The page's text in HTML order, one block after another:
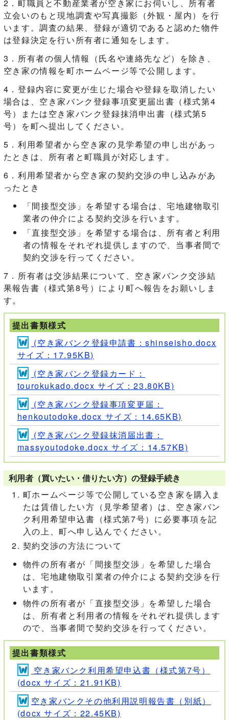
2．町職員と不動産業者が空き家にお伺いし、所有者
立会いのもと現地調査や写真撮影（外観・屋内）を行
います。調査の結果、登録が適切であると認めた物件
は登録決定を行い所有者に通知をします。
3．所有者の個人情報（氏名や連絡先など）を除き、
空き家の情報を町ホームページ等で公開します。
4．登録内容に変更が生じた場合や登録を取消したい
場合は、空き家バンク登録事項変更届出書（様式第4
号）または空き家バンク登録抹消申出書（様式第5
号）を町へ提出してください。
5．利用希望者から空き家の見学希望の申し出があっ
たときは、所有者と町職員が対応します。
6．利用希望者から空き家の契約交渉の申し込みがあ
ったとき
「間接型交渉」を希望する場合は、宅地建物取引
業者の仲介による契約交渉を行います。
「直接型交渉」を希望する場合は、所有者と利用
者の情報をそれぞれ提供しますので、当事者間で
契約交渉を行ってください。
7．所有者は交渉結果について、空き家バンク交渉結
果報告書（様式第8号）により町へ報告をお願いしま
す。
提出書類様式
(空き家バンク登録申請書：shinseisho.docx
サイズ：17.95KB)
(空き家バンク登録カード：
tourokukado.docx サイズ：23.80KB)
(空き家バンク登録事項変更届：
henkoutodoke.docx サイズ：14.65KB)
(空き家バンク登録抹消届出書：
massyoutodoke.docx サイズ：14.57KB)
利用者（買いたい・借りたい方）の登録手続き
町ホームページ等で公開している空き家を購入ま
たは賃借したい方（見学希望者）は、空き家バン
ク利用希望申込書（様式第7号）に必要事項を記
入の上、町へ申し込んでください。
契約交渉の方法について
物件の所有者が「間接型交渉」を希望した場合
は、宅地建物取引業者の仲介による契約交渉を行
います。
物件の所有者が「直接型交渉」を希望した場合
は、所有者と利用者の情報をそれぞれ提供します
ので、当事者間で契約交渉を行ってください。
提出書類様式
空き家バンク利用希望申込書（様式第7号）
(docx サイズ：21.91KB)
空き家バンクその他利用説明報告書（別紙）
(docx サイズ：22.45KB)